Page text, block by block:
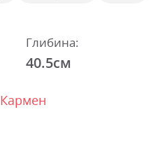
Глибина:
40.5см
Кармен